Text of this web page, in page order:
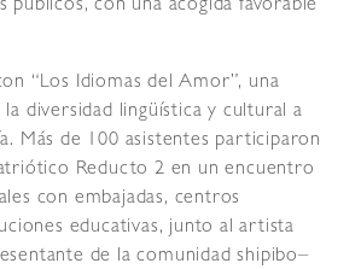
públicos, con una acogida favorable
“Los Idiomas del Amor”, una
la diversidad lingüística y cultural a
Más de 100 asistentes participaron
Reducto 2 en un encuentro
con embajadas, centros
educativas, junto al artista
de la comunidad shipibo–